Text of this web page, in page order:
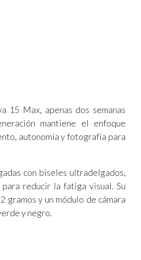
Max, apenas dos semanas
mantiene el enfoque
autonomía y fotografía para
con biseles ultradelgados,
reducir la fatiga visual. Su
gramos y un módulo de cámara
y negro.